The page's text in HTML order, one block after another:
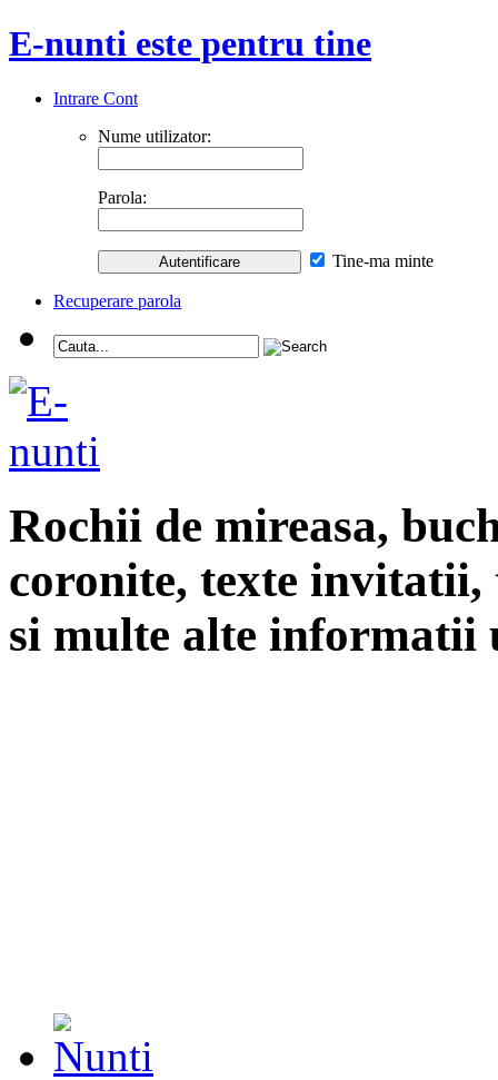
E-nunti este pentru tine
Intrare Cont
Nume utilizator:
Parola:
Tine-ma minte
Recuperare parola
Rochii de mireasa,
coronite, texte
si multe alte informatii